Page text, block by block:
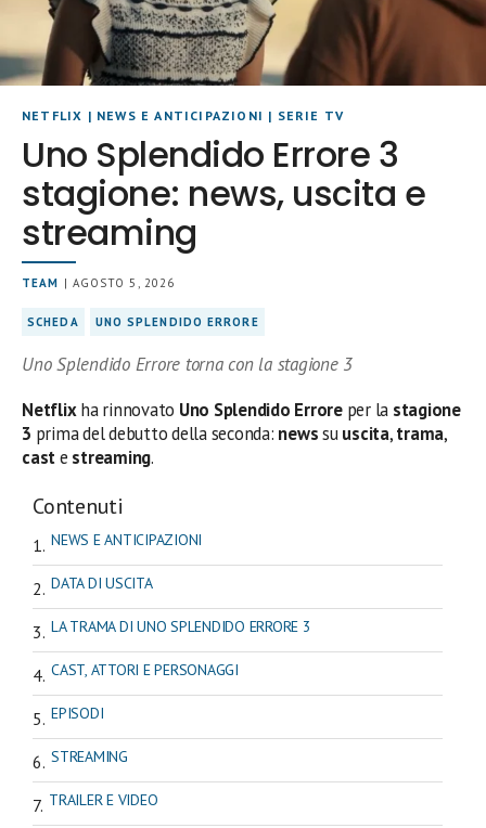
NETFLIX | NEWS E ANTICIPAZIONI | SERIE TV
Uno Splendido Errore 3
stagione: news, uscita e
streaming
TEAM | AGOSTO 5, 2026
SCHEDA UNO SPLENDIDO ERRORE
Uno Splendido Errore torna con la stagione 3
Netflixha rinnovato Uno Splendido Erroreper la stagione
3 prima del debutto della seconda: newssuuscita,trama,
caste streaming.
Contenuti
NEWS E ANTICIPAZIONI
DATA DI USCITA
LA TRAMA DI UNO SPLENDIDO ERRORE 3
CAST, ATTORI E PERSONAGGI
EPISODI
STREAMING
TRAILER E VIDEO